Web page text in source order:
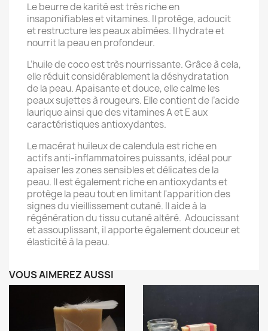
Le beurre de karité est très riche en
insaponifiables et vitamines. Il protège, adoucit
et restructure les peaux abîmées. Il hydrate et
nourrit la peau en profondeur.
L’huile de coco est très nourrissante. Grâce à cela,
elle réduit considérablement la déshydratation
de la peau. Apaisante et douce, elle calme les
peaux sujettes à rougeurs. Elle contient de l’acide
laurique ainsi que des vitamines A et E aux
caractéristiques antioxydantes.
Le macérat huileux de calendula est riche en
actifs anti-inflammatoires puissants, idéal pour
apaiser les zones sensibles et délicates de la
peau. Il est également riche en antioxydants et
protège la peau tout en limitant l'apparition des
signes du vieillissement cutané. Il aide à la
régénération du tissu cutané altéré. Adoucissant
et assouplissant, il apporte également douceur et
élasticité à la peau.
VOUS AIMEREZ AUSSI